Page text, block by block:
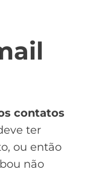
contatos
ter
ou então
não